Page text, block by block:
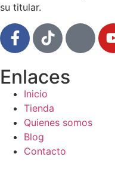
su titular.
Enlaces
Inicio
Tienda
Quienes somos
Blog
Contacto